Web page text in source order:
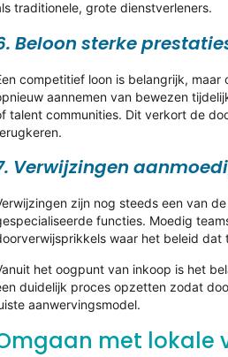
traditionele, grote dienstverleners.
Beloon sterke
competitief loon is belangrijk,
aannemen van bewezen
talent communities. Dit verkort de
Verwijzingen
zijn nog steeds een van
functies. Moedig
waar het beleid dat
het oogpunt van inkoop is het
duidelijk proces opzetten zodat
aanwervingsmodel.
met lokale